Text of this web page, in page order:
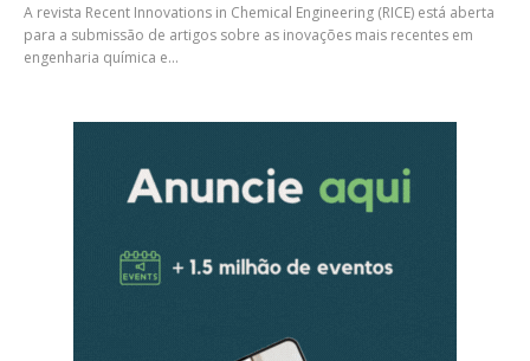
A revista Recent Innovations in Chemical Engineering (RICE) está aberta
para a submissão de artigos sobre as inovações mais recentes em
engenharia química e...